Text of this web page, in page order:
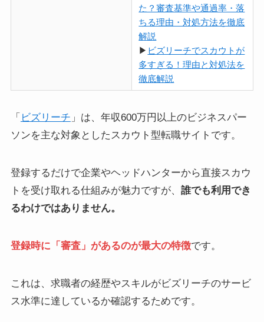
た？審査基準や通過率・落
ちる理由・対処方法を徹底
解説
▶ ビズリーチでスカウトが
多すぎる！理由と対処法を
徹底解説
「 ビズリーチ 」は、年収600万円以上のビジネスパー
ソンを主な対象としたスカウト型転職サイトです。
登録するだけで企業やヘッドハンターから直接スカウ
トを受け取れる仕組みが魅力ですが、 誰でも利用でき
るわけではありません。
登録時に「審査」があるのが最大の特徴です。
これは、求職者の経歴やスキルがビズリーチのサービ
ス水準に達しているか確認するためです。